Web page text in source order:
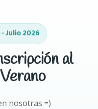
Julio 2026
al
nosotras =)